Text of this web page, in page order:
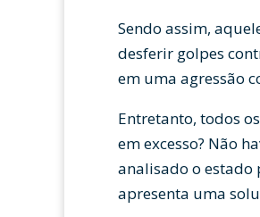
Sendo assim,
desferir golpes
em uma agressão
Entretanto, todos
em excesso? Não
analisado o estado
apresenta uma